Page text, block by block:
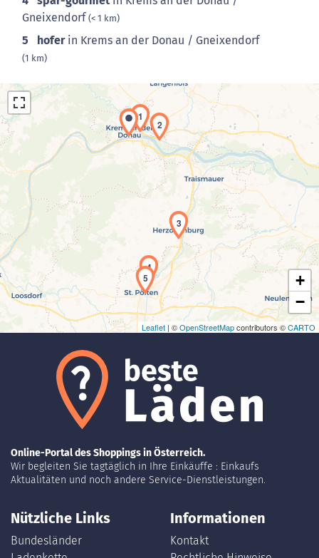
Gneixendorf(< 1 km)
5 hoferin Krems an der Donau / Gneixendorf
(1 km)
Laden der Karte...
1
2
3
4
5
+
−
Leaflet | ©OpenStreetMapcontributors ©CARTO
Online-Portal des Shoppings in Österreich.
Wir begleiten Sie tagtäglich in Ihre Einkäuffe : Einkaufs
Aktualitäten und noch andere Service-Dienstleistungen.
Nützliche Links
Bundesländer
Informationen
Kontakt